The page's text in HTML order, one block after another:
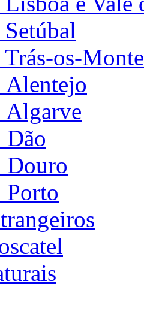
os-
Alentejo
Algarve
Dão
Douro
Porto